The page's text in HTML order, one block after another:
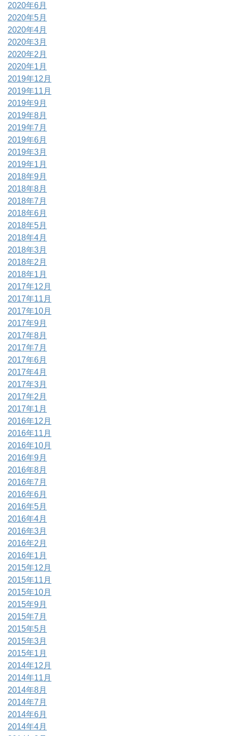
2020年6月
2020年5月
2020年4月
2020年3月
2020年2月
2020年1月
2019年12月
2019年11月
2019年9月
2019年8月
2019年7月
2019年6月
2019年3月
2019年1月
2018年9月
2018年8月
2018年7月
2018年6月
2018年5月
2018年4月
2018年3月
2018年2月
2018年1月
2017年12月
2017年11月
2017年10月
2017年9月
2017年8月
2017年7月
2017年6月
2017年4月
2017年3月
2017年2月
2017年1月
2016年12月
2016年11月
2016年10月
2016年9月
2016年8月
2016年7月
2016年6月
2016年5月
2016年4月
2016年3月
2016年2月
2016年1月
2015年12月
2015年11月
2015年10月
2015年9月
2015年7月
2015年5月
2015年3月
2015年1月
2014年12月
2014年11月
2014年8月
2014年7月
2014年6月
2014年4月